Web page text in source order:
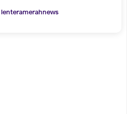
lenteramerahnews